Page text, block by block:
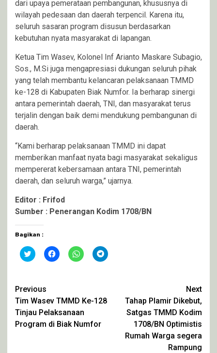
dari upaya pemerataan pembangunan, khususnya di
wilayah pedesaan dan daerah terpencil. Karena itu,
seluruh sasaran program disusun berdasarkan
kebutuhan nyata masyarakat di lapangan.
Ketua Tim Wasev, Kolonel Inf Arianto Maskare Subagio,
Sos., M.Si juga mengapresiasi dukungan seluruh pihak
yang telah membantu kelancaran pelaksanaan TMMD
ke-128 di Kabupaten Biak Numfor. Ia berharap sinergi
antara pemerintah daerah, TNI, dan masyarakat terus
terjalin dengan baik demi mendukung pembangunan di
daerah.
“Kami berharap pelaksanaan TMMD ini dapat
memberikan manfaat nyata bagi masyarakat sekaligus
mempererat kebersamaan antara TNI, pemerintah
daerah, dan seluruh warga,” ujarnya.
Editor : Frifod
Sumber : Penerangan Kodim 1708/BN
Bagikan :
Klik
untuk
di
jendela
yang
baru)
Klik
untuk
yang
baru)
Klik
untuk
yang
baru)
Klik
untuk
yang
baru)
Continue
Reading
Previous
Tim Wasev TMMD Ke-128
Tinjau Pelaksanaan
Program di Biak Numfor
Next
Tahap Plamir Dikebut,
Satgas TMMD Kodim
1708/BN Optimistis
Rumah Warga segera
Rampung